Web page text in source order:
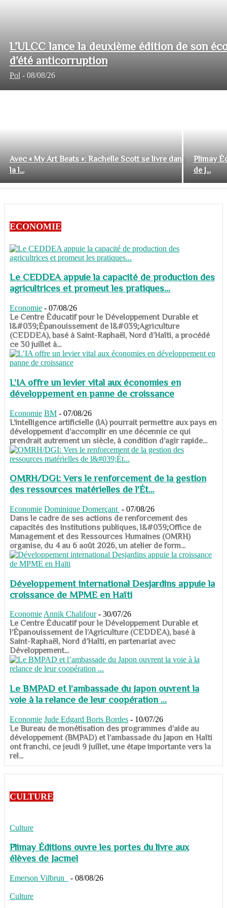
L’ULCC lance la deuxième édition de son
d’été anticorruption
Pol - 08/08/26
Avec « My Art Beats »: Rachelle Scott se livre dans
la l...
Plimay
de J...
ECONOMIE
Le CEDDEA appuie la capacité de production des
agricultrices et promeut les pratiques...
Economie - 07/08/26
​​​​​​​Le Centre Éducatif pour le Développement Durable et
l&#039;Épanouissement de l&#039;Agriculture
(CEDDEA), basé à Saint-Raphaël, Nord d’Haïti, a procédé
ce 30 juillet à...
L’IA offre un levier vital aux économies en
développement en panne de croissance
Economie BM - 07/08/26
​​​​​​​L’intelligence artificielle (IA) pourrait permettre aux pays en
développement d’accomplir en une décennie ce qui
prendrait autrement un siècle, à condition d’agir rapide...
OMRH/DGI: Vers le renforcement de la gestion
des ressources matérielles de l'Ét...
Economie Dominique Domerçant - 07/08/26
Dans le cadre de ses actions de renforcement des
capacités des institutions publiques, l&#039;Office de
Management et des Ressources Humaines (OMRH)
organise, du 4 au 6 août 2026, un atelier de form...
Développement international Desjardins appuie la
croissance de MPME en Haïti
Economie Annik Chalifour - 30/07/26
​​​​​​​Le Centre Éducatif pour le Développement Durable et
l’Épanouissement de l’Agriculture (CEDDEA), basé à
Saint-Raphaël, Nord d’Haïti, en partenariat avec
Développement...
Le BMPAD et l’ambassade du Japon ouvrent la
voie à la relance de leur coopération ...
Economie Jude Edgard Boris Bordes - 10/07/26
​​​​​​​Le Bureau de monétisation des programmes d’aide au
développement (BMPAD) et l’ambassade du Japon en Haïti
ont franchi, ce jeudi 9 juillet, une étape importante vers la
rel...
CULTURE
Culture
Plimay Éditions ouvre les portes du livre aux
élèves de Jacmel
Emerson Vilbrun - 08/08/26
Culture